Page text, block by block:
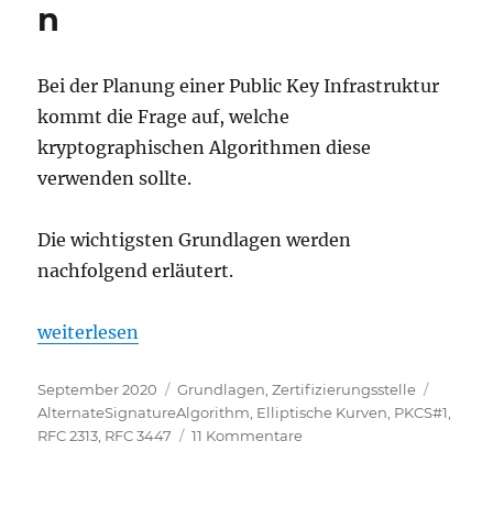
n
Bei der Planung einer Public Key Infrastruktur
kommt die Frage auf, welche
kryptographischen Algorithmen diese
verwenden sollte.
Die wichtigsten Grundlagen werden
nachfolgend erläutert.
„Grundlagen: Schlüsselalgorithmen,
weiterlesen
Veröffentlicht
am
September 2020 Kategorien
Grundlagen ,Zertifizierungsstelle
AlternateSignatureAlgorithm Elliptische Kurven PKCS#1
RFC 2313 RFC 3447 11 Kommentarezu